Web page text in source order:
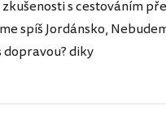
s cestováním
spíš Jordánsko,
diky